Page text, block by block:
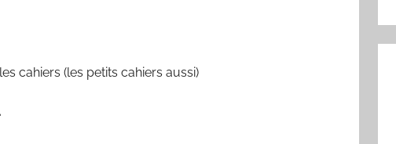
cahiers (les petits cahiers aussi)